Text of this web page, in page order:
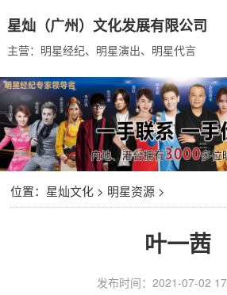
星灿（广州）文化发展有限公司
主营：明星经纪、明星演出、明星代言
位置： 星灿文化> 明星资源>
叶一茜
发布时间：2021-07-02